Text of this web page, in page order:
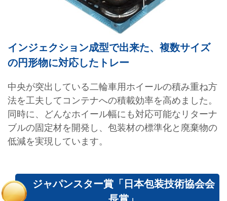
インジェクション成型で出来た、複数サイズ
の円形物に対応したトレー
中央が突出している二輪車用ホイールの積み重ね方
法を工夫してコンテナへの積載効率を高めました。
同時に、どんなホイール幅にも対応可能なリターナ
ブルの固定材を開発し、包装材の標準化と廃棄物の
低減を実現しています。
ジャパンスター賞「日本包装技術協会会